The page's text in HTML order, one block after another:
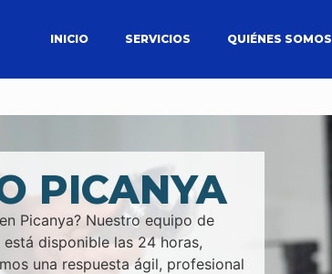
INICIO SERVICIOS QUIÉNES SOMOS
PICANYA
Picanya? Nuestro equipo de
disponible las 24 horas,
una respuesta ágil, profesional